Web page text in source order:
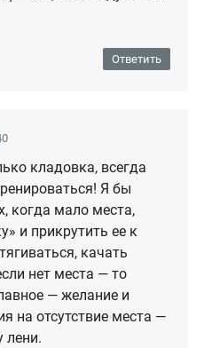
Ответить
кладовка, всегда
Я бы
когда мало места,
и прикрутить ее к
качать
нет места — то
— желание и
на отсутствие места —
лени.